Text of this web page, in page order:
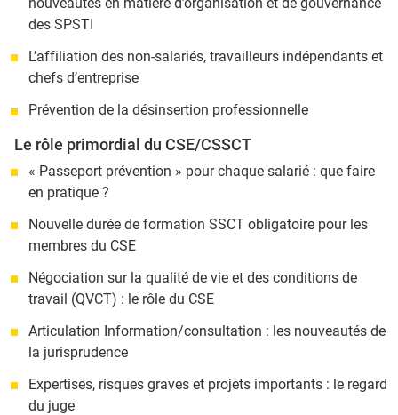
des SPSTI
L’affiliation des non-salariés, travailleurs indépendants et
chefs d’entreprise
Prévention de la désinsertion professionnelle
Le rôle primordial du CSE/CSSCT
« Passeport prévention » pour chaque salarié : que faire
en pratique ?
Nouvelle durée de formation SSCT obligatoire pour les
membres du CSE
Négociation sur la qualité de vie et des conditions de
travail (QVCT) : le rôle du CSE
Articulation Information/consultation : les nouveautés de
la jurisprudence
Expertises, risques graves et projets importants : le regard
du juge